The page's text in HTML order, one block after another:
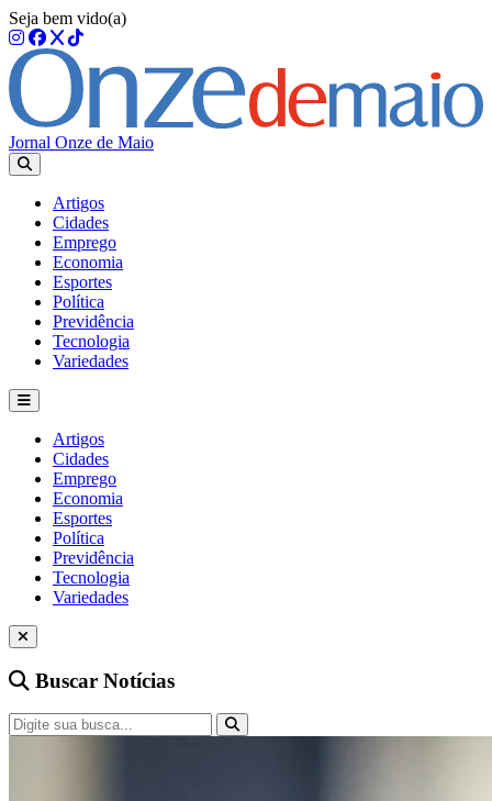
Seja bem vido(a)
Jornal Onze de Maio
Artigos
Cidades
Emprego
Economia
Esportes
Política
Previdência
Tecnologia
Variedades
Artigos
Cidades
Emprego
Economia
Esportes
Política
Previdência
Tecnologia
Variedades
Buscar Notícias